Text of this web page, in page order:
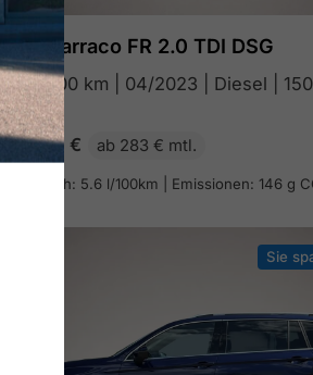
Seat Tarraco FR 2.0 TDI DSG
62.300 km | 04/2023 | Diesel | 150
kW)
32.800€ ab 283 € mtl.
Verbrauch: 5.6 l/100km | Emissionen: 146 g
Sie